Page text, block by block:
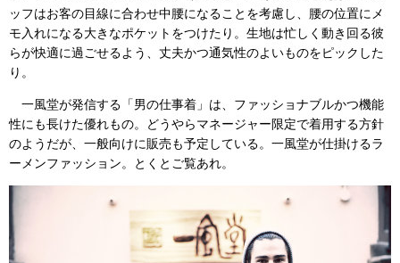
ッフはお客の目線に合わせ中腰になることを考慮し、腰の位置にメ
モ入れになる大きなポケットをつけたり。生地は忙しく動き回る彼
らが快適に過ごせるよう、丈夫かつ通気性のよいものをピックした
り。
一風堂が発信する「男の仕事着」は、ファッショナブルかつ機能
性にも長けた優れもの。どうやらマネージャー限定で着用する方針
のようだが、一般向けに販売も予定している。一風堂が仕掛けるラ
ーメンファッション。とくとご覧あれ。